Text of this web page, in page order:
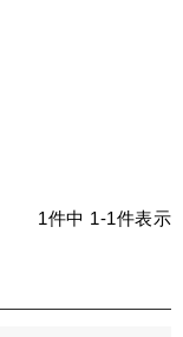
1件中 1-1件表示